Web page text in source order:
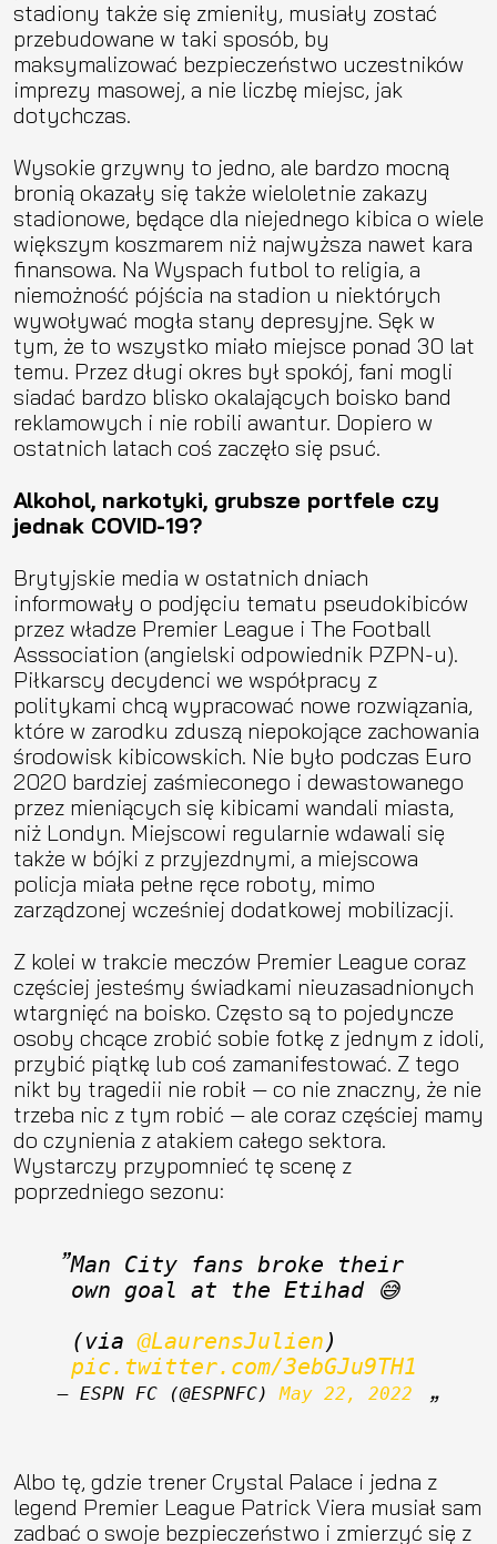
stadiony także się zmieniły, musiały zostać
przebudowane w taki sposób, by
maksymalizować bezpieczeństwo uczestników
imprezy masowej, a nie liczbę miejsc, jak
dotychczas.
Wysokie grzywny to jedno, ale bardzo mocną
bronią okazały się także wieloletnie zakazy
stadionowe, będące dla niejednego kibica o wiele
większym koszmarem niż najwyższa nawet kara
finansowa. Na Wyspach futbol to religia, a
niemożność pójścia na stadion u niektórych
wywoływać mogła stany depresyjne. Sęk w
tym, że to wszystko miało miejsce ponad 30 lat
temu. Przez długi okres był spokój, fani mogli
siadać bardzo blisko okalających boisko band
reklamowych i nie robili awantur. Dopiero w
ostatnich latach coś zaczęło się psuć.
Alkohol, narkotyki, grubsze portfele czy
jednak COVID-19?
Brytyjskie media w ostatnich dniach
informowały o podjęciu tematu pseudokibiców
przez władze Premier League i The Football
Asssociation (angielski odpowiednik PZPN-u).
Piłkarscy decydenci we współpracy z
politykami chcą wypracować nowe rozwiązania,
które w zarodku zduszą niepokojące zachowania
środowisk kibicowskich. Nie było podczas Euro
2020 bardziej zaśmieconego i dewastowanego
przez mieniących się kibicami wandali miasta,
niż Londyn. Miejscowi regularnie wdawali się
także w bójki z przyjezdnymi, a miejscowa
policja miała pełne ręce roboty, mimo
zarządzonej wcześniej dodatkowej mobilizacji.
Z kolei w trakcie meczów Premier League coraz
częściej jesteśmy świadkami nieuzasadnionych
wtargnięć na boisko. Często są to pojedyncze
osoby chcące zrobić sobie fotkę z jednym z idoli,
przybić piątkę lub coś zamanifestować. Z tego
nikt by tragedii nie robił — co nie znaczny, że nie
trzeba nic z tym robić — ale coraz częściej mamy
do czynienia z atakiem całego sektora.
Wystarczy przypomnieć tę scenę z
poprzedniego sezonu:
Man City fans broke their
own goal at the Etihad 😅
(via @LaurensJulien
pic.twitter.com/3ebGJu9TH1
— ESPN FC (@ESPNFC) May 22, 2022
Albo tę, gdzie trener Crystal Palace i jedna z
legend Premier League Patrick Viera musiał sam
zadbać o swoje bezpieczeństwo i zmierzyć się z